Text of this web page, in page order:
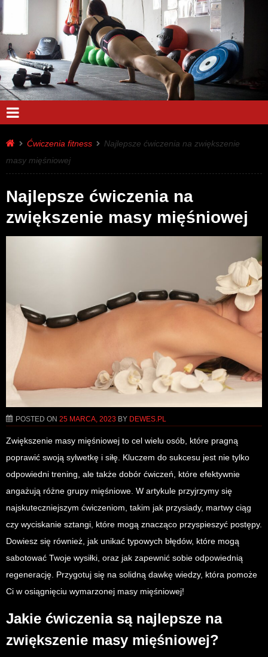
Ćwiczenia fitness
Najlepsze ćwiczenia na zwiększenie
masy mięśniowej
Najlepsze ćwiczenia na
zwiększenie masy mięśniowej
POSTED ON 25 MARCA, 2023 BY DEWES.PL
Zwiększenie masy mięśniowej to cel wielu osób, które pragną
poprawić swoją sylwetkę i siłę. Kluczem do sukcesu jest nie tylko
odpowiedni trening, ale także dobór ćwiczeń, które efektywnie
angażują różne grupy mięśniowe. W artykule przyjrzymy się
najskuteczniejszym ćwiczeniom, takim jak przysiady, martwy ciąg
czy wyciskanie sztangi, które mogą znacząco przyspieszyć postępy.
Dowiesz się również, jak unikać typowych błędów, które mogą
sabotować Twoje wysiłki, oraz jak zapewnić sobie odpowiednią
regenerację. Przygotuj się na solidną dawkę wiedzy, która pomoże
Ci w osiągnięciu wymarzonej masy mięśniowej!
Jakie ćwiczenia są najlepsze na
zwiększenie masy mięśniowej?